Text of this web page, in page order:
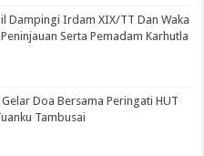
Dampingi Irdam XIX/TT Dan Waka
Serta Pemadam Karhutla
Doa Bersama Peringati HUT
Tambusai